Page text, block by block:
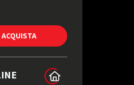
ACQUISTA
TERMINI E